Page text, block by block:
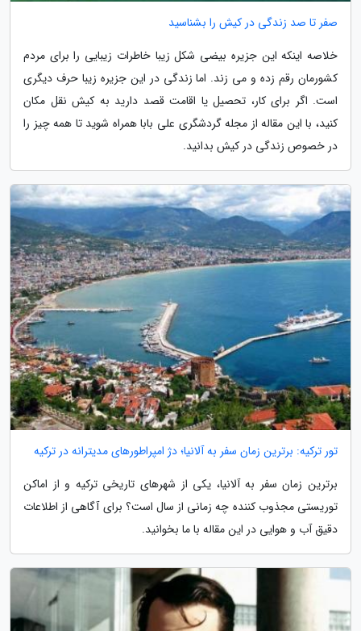
صفر تا صد زندگی در کیش را بشناسید
خلاصه اینکه این جزیره بیضی شکل زیبا خاطرات زیبایی را برای مردم
کشورمان رقم زده و می زند. اما زندگی در این جزیره زیبا حرف دیگری
است. اگر برای کار، تحصیل یا اقامت قصد دارید به کیش نقل مکان
کنید، با این مقاله از مجله گردشگری علی بابا همراه شوید تا همه چیز را
در خصوص زندگی در کیش بدانید.
تور ترکیه: برترین زمان سفر به آلانیا؛ دژ امپراطورهای مدیترانه در ترکیه
برترین زمان سفر به آلانیا، یکی از شهرهای تاریخی ترکیه و از اماکن
توریستی مجذوب کننده چه زمانی از سال است؟ برای آگاهی از اطلاعات
دقیق آب و هوایی در این مقاله با ما بخوانید.